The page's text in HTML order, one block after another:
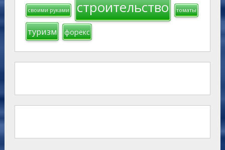
своими руками строительство томаты
туризм форекс